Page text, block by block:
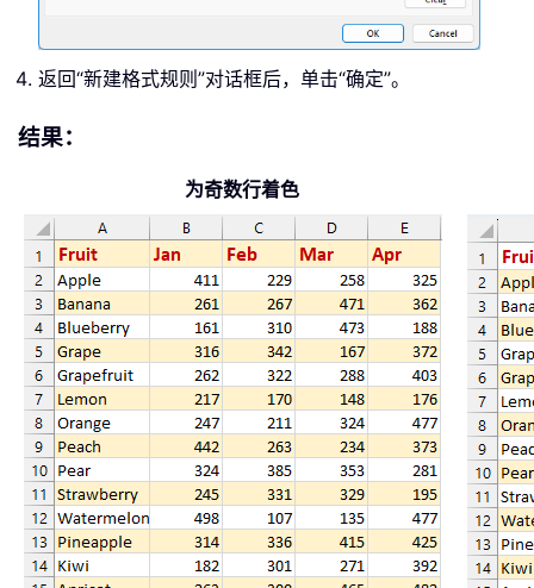
返回“新建格式规则”对话框后，单击“确定”。
结果：
为奇数行着色